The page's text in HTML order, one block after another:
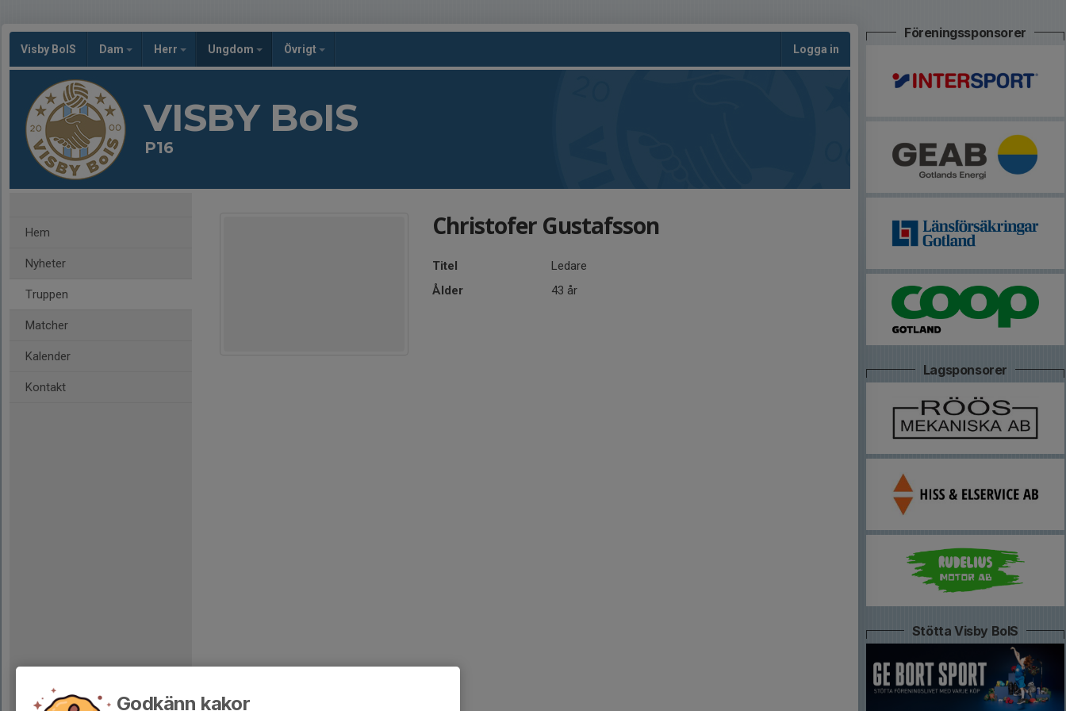
Visby BoIS Dam Herr Ungdom Övrigt Logga in
VISBY BoIS
P16
Hem
Nyheter
Truppen
Matcher
Kalender
Kontakt
Christofer Gustafsson
Titel
Ledare
Ålder
43 år
Föreningssponsorer
Lagsponsorer
Stötta Visby BoIS
Godkänn kakor